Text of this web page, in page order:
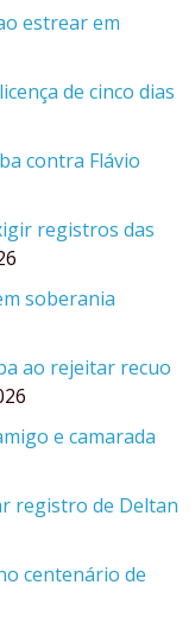
estrear em
de cinco dias
contra Flávio
registros das
soberania
ao rejeitar recuo
e camarada
registro de Deltan
centenário de